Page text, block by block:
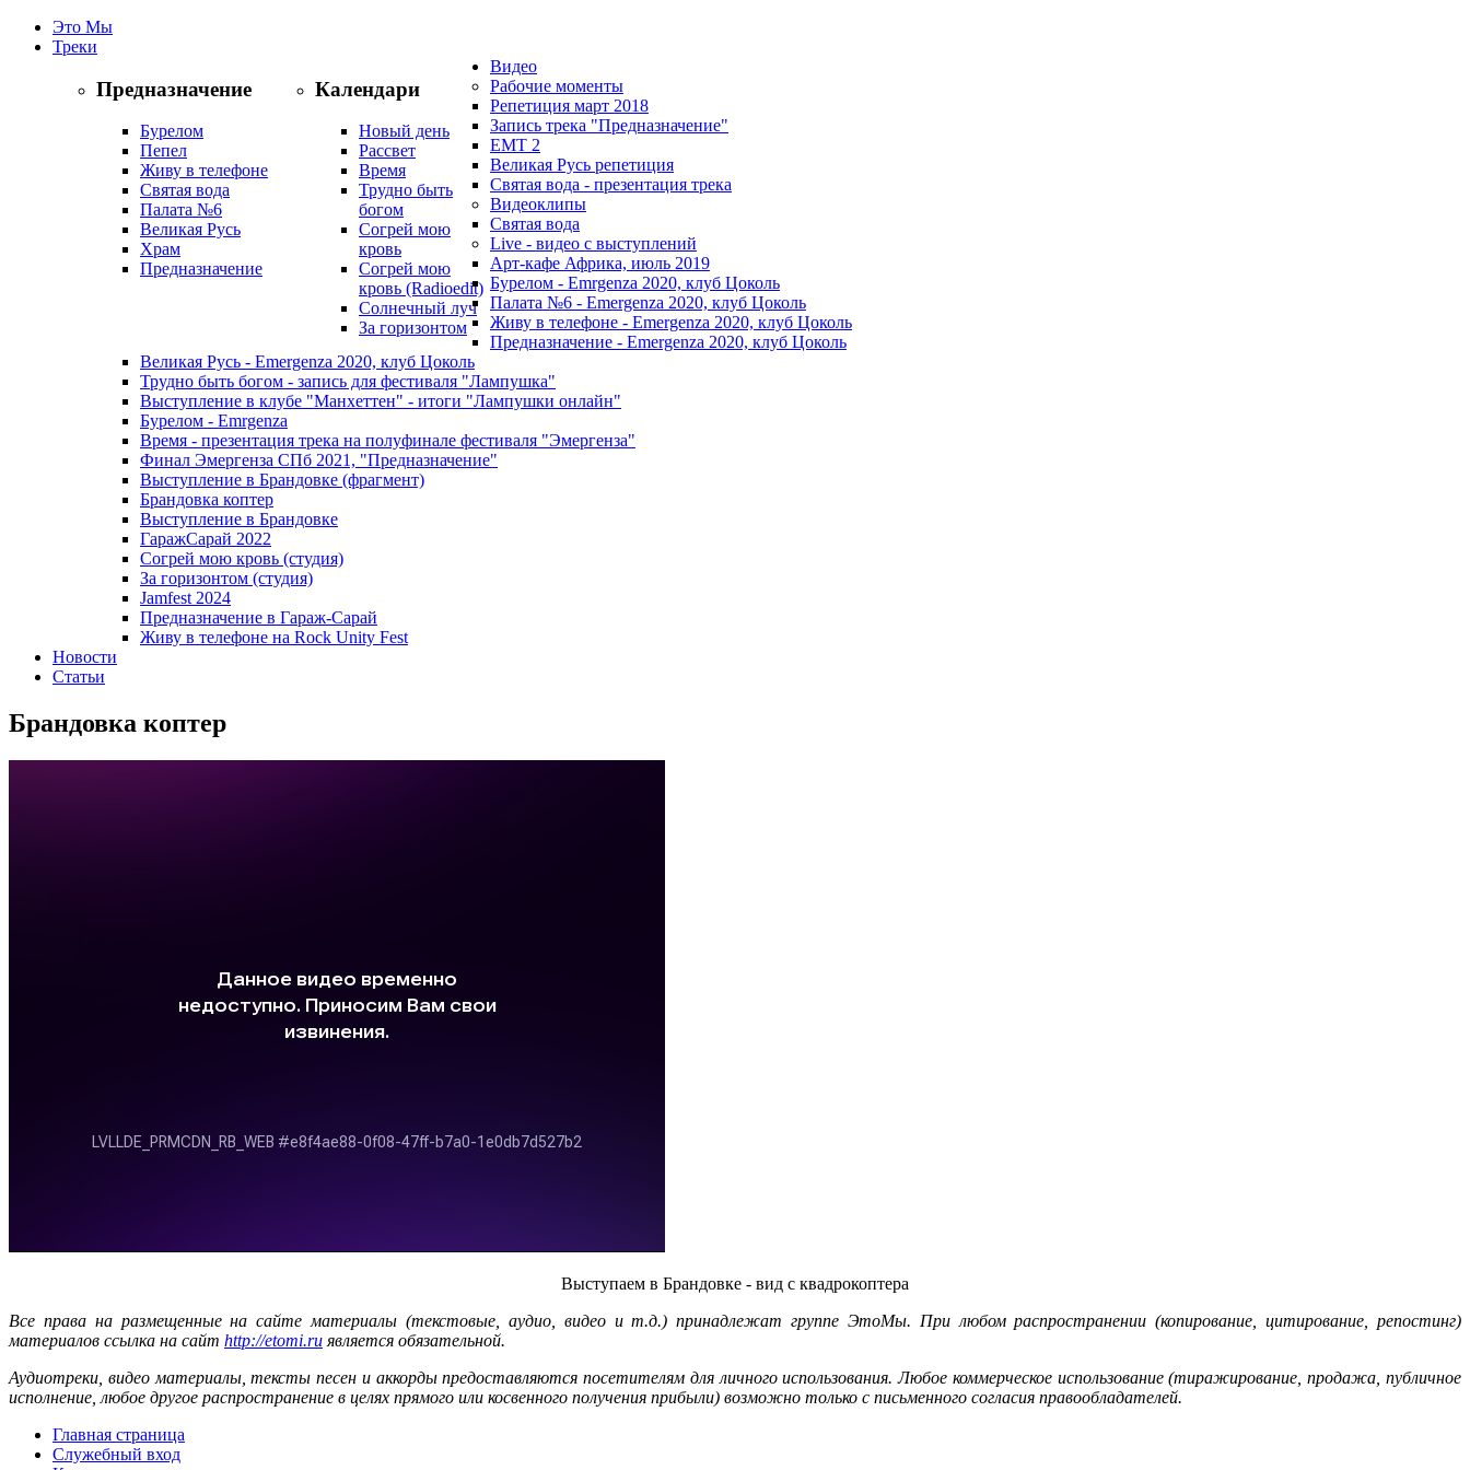
Это Мы
Треки
Предназначение
Бурелом
Пепел
Живу в телефоне
Святая вода
Палата №6
Великая Русь
Храм
Предназначение
Календари
Новый день
Рассвет
Время
Трудно быть
богом
Согрей мою
кровь
Согрей мою
кровь (Radioedit)
Солнечный луч
За горизонтом
Видео
Рабочие моменты
Репетиция март 2018
Запись трека "Предназначение"
EMT 2
Великая Русь репетиция
Святая вода - презентация трека
Видеоклипы
Святая вода
Live - видео с выступлений
Арт-кафе Африка, июль 2019
Бурелом - Emrgenza 2020, клуб Цоколь
Палата №6 - Emergenza 2020, клуб Цоколь
Живу в телефоне - Emergenza 2020, клуб Цоколь
Предназначение - Emergenza 2020, клуб Цоколь
Великая Русь - Emergenza 2020, клуб Цоколь
Трудно быть богом - запись для фестиваля "Лампушка"
Выступление в клубе "Манхеттен" - итоги "Лампушки онлайн"
Бурелом - Emrgenza
Время - презентация трека на полуфинале фестиваля "Эмергенза"
Финал Эмергенза СПб 2021, "Предназначение"
Выступление в Брандовке (фрагмент)
Брандовка коптер
Выступление в Брандовке
ГаражСарай 2022
Согрей мою кровь (студия)
За горизонтом (студия)
Jamfest 2024
Предназначение в Гараж-Сарай
Живу в телефоне на Rock Unity Fest
Новости
Статьи
Брандовка коптер
Выступаем в Брандовке - вид с квадрокоптера
Все права на размещенные на сайте материалы (текстовые, аудио, видео и т.д.) принадлежат группе ЭтоМы. При любом распространении (копирование, цитирование, репостинг)
материалов ссылка на сайт http://etomi.ru является обязательной.
Аудиотреки, видео материалы, тексты песен и аккорды предоставляются посетителям для личного использования. Любое коммерческое использование (тиражирование, продажа, публичное
исполнение, любое другое распространение в целях прямого или косвенного получения прибыли) возможно только с письменного согласия правообладателей.
Главная страница
Служебный вход